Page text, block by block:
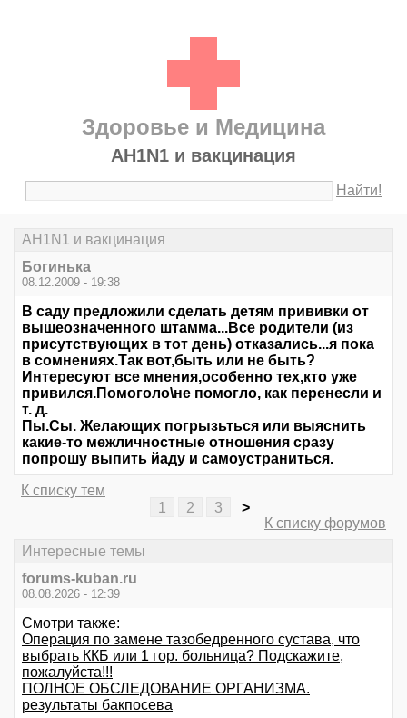
Здоровье и Медицина
AH1N1 и вакцинация
Найти!
AH1N1 и вакцинация
Богинька
08.12.2009 - 19:38
В саду предложили сделать детям прививки от
вышеозначенного штамма...Все родители (из
присутствующих в тот день) отказались...я пока
в сомнениях.Так вот,быть или не быть?
Интересуют все мнения,особенно тех,кто уже
привился.Помоголо\не помогло, как перенесли и
т. д.
Пы.Сы. Желающих погрызьться или выяснить
какие-то межличностные отношения сразу
попрошу выпить йаду и самоустраниться.
К списку тем
1
2 3
>
К списку форумов
Интересные темы
forums-kuban.ru
08.08.2026 - 12:39
Смотри также:
Операция по замене тазобедренного сустава, что
выбрать ККБ или 1 гор. больница? Подскажите,
пожалуйста!!!
ПОЛНОЕ ОБСЛЕДОВАНИЕ ОРГАНИЗМА.
результаты бакпосева